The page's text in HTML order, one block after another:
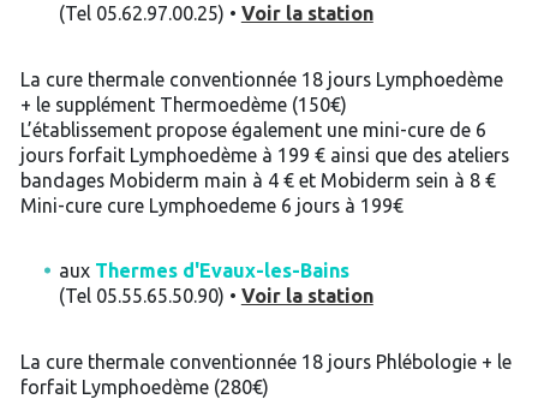
(Tel 05.62.97.00.25) • Voir la station
La cure thermale conventionnée 18 jours Lymphoedème
+ le supplément Thermoedème (150€)
L’établissement propose également une mini-cure de 6
jours forfait Lymphoedème à 199 € ainsi que des ateliers
bandages Mobiderm main à 4 € et Mobiderm sein à 8 €
Mini-cure cure Lymphoedeme 6 jours à 199€
aux Thermes d'Evaux-les-Bains
(Tel 05.55.65.50.90) • Voir la station
La cure thermale conventionnée 18 jours Phlébologie + le
forfait Lymphoedème (280€)